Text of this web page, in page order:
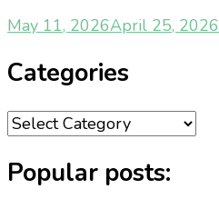
May 11, 2026April 25, 2026
Categories
Categories
Popular posts: